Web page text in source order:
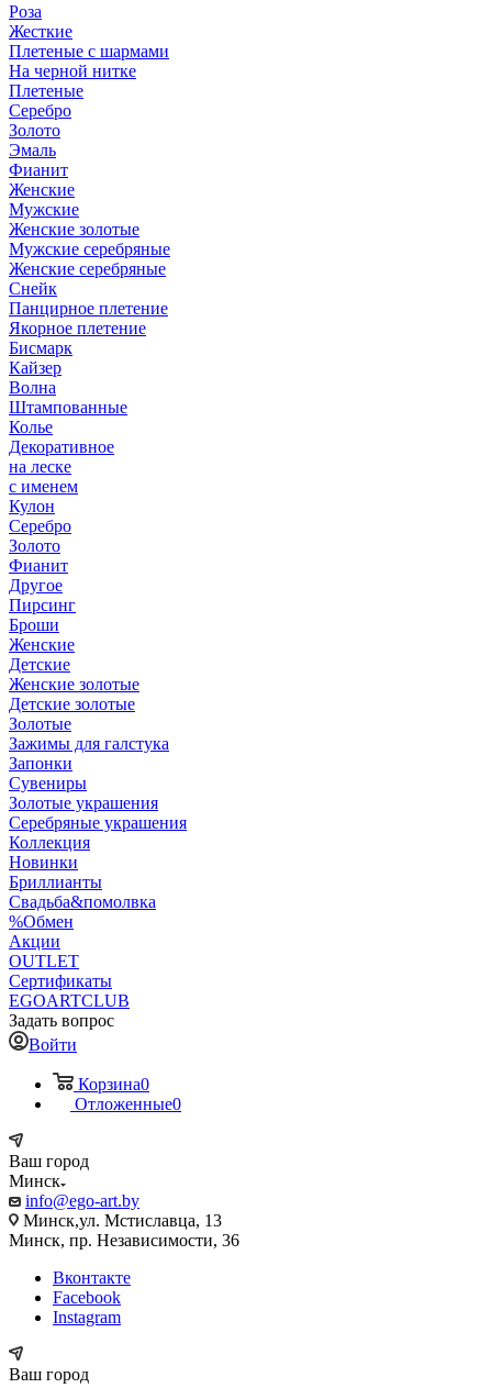
Роза
Жесткие
Плетеные с шармами
На черной нитке
Плетеные
Серебро
Золото
Эмаль
Фианит
Женские
Мужские
Женские золотые
Мужские серебряные
Женские серебряные
Снейк
Панцирное плетение
Якорное плетение
Бисмарк
Кайзер
Волна
Штампованные
Колье
Декоративное
на леске
с именем
Кулон
Серебро
Золото
Фианит
Другое
Пирсинг
Броши
Женские
Детские
Женские золотые
Детские золотые
Золотые
Зажимы для галстука
Запонки
Сувениры
Золотые украшения
Серебряные украшения
Коллекция
Новинки
Бриллианты
Свадьба&помолвка
%Обмен
Акции
OUTLET
Сертификаты
EGOARTCLUB
Задать вопрос
Войти
Корзина0
Отложенные0
Ваш город
Минск
info@ego-art.by
Минск,ул. Мстиславца, 13
Минск, пр. Независимости, 36
Вконтакте
Facebook
Instagram
Ваш город